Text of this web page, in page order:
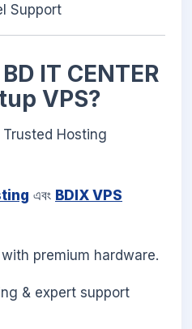
Support
IT CENTER
VPS?
Trusted Hosting
এবং BDIX VPS
premium hardware.
& expert support